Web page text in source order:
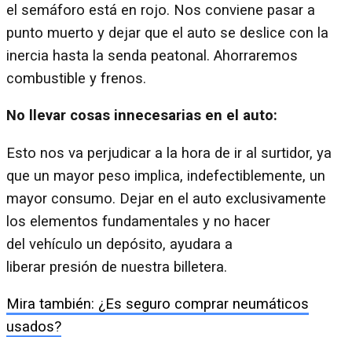
el semáforo está en rojo. Nos conviene pasar a
punto muerto y dejar que el auto se deslice con la
inercia hasta la senda peatonal. Ahorraremos
combustible y frenos.
No llevar cosas innecesarias en el auto:
Esto nos va perjudicar a la hora de ir al surtidor, ya
que un mayor peso implica, indefectiblemente, un
mayor consumo. Dejar en el auto exclusivamente
los elementos fundamentales y no hacer
del vehículo un depósito, ayudara a
liberar presión de nuestra billetera.
Mira también: ¿Es seguro comprar neumáticos
usados?